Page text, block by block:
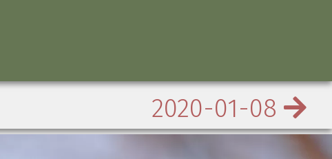
2020-01-08